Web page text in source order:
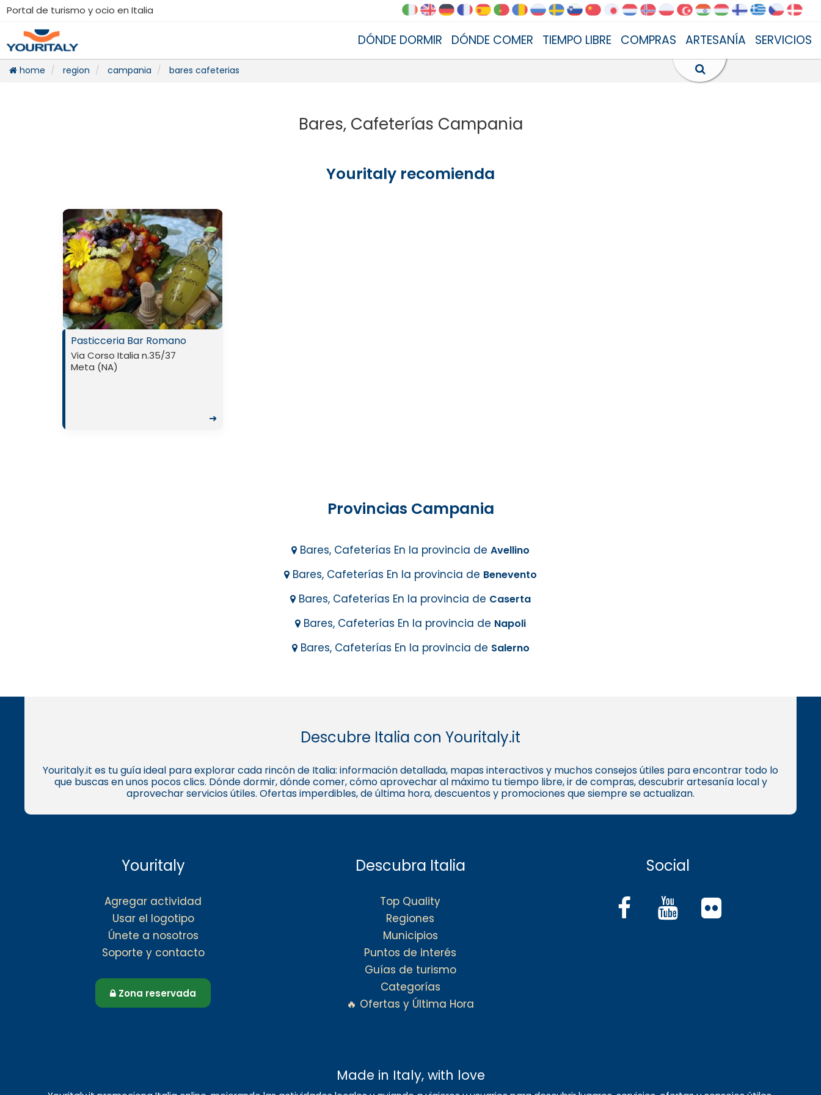
Portal de turismo y ocio en Italia
DÓNDE DORMIR DÓNDE COMER TIEMPO LIBRE COMPRAS ARTESANÍA SERVICIOS
home region campania bares cafeterias
Bares, Cafeterías Campania
Youritaly recomienda
Pasticceria Bar Romano
Via Corso Italia n.35/37
Meta (NA)
➜
Provincias Campania
Bares, Cafeterías En la provincia de Avellino
Bares, Cafeterías En la provincia de Benevento
Bares, Cafeterías En la provincia de Caserta
Bares, Cafeterías En la provincia de Napoli
Bares, Cafeterías En la provincia de Salerno
Descubre Italia con Youritaly.it
Youritaly.it es tu guía ideal para explorar cada rincón de Italia: información detallada, mapas interactivos y muchos consejos útiles para encontrar todo lo
que buscas en unos pocos clics. Dónde dormir, dónde comer, cómo aprovechar al máximo tu tiempo libre, ir de compras, descubrir artesanía local y
aprovechar servicios útiles. Ofertas imperdibles, de última hora, descuentos y promociones que siempre se actualizan.
Youritaly
Agregar actividad
Usar el logotipo
Únete a nosotros
Soporte y contacto
Zona reservada
Descubra Italia
Top Quality
Regiones
Municipios
Puntos de interés
Guías de turismo
Categorías
🔥 Ofertas y Última Hora
Social
Made in Italy, with love